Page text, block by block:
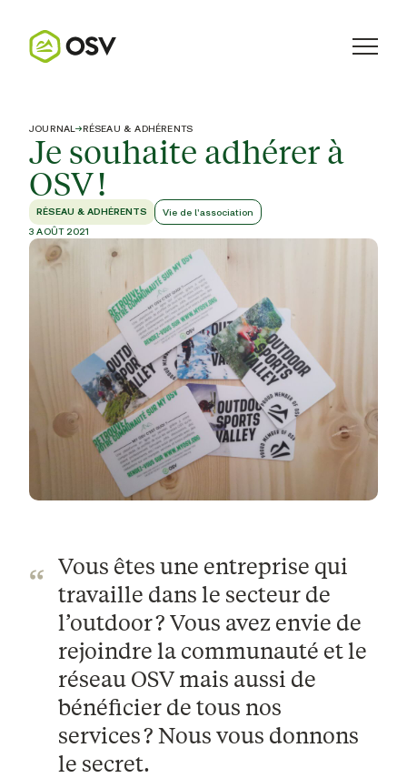
JOURNAL→RÉSEAU & ADHÉRENTS
Je souhaite adhérer à
OSV !
RÉSEAU & ADHÉRENTS
Vie de l'association
3 AOÛT 2021
Vous êtes une entreprise qui
travaille dans le secteur de
l’outdoor ? Vous avez envie de
rejoindre la communauté et le
réseau OSV mais aussi de
bénéficier de tous nos
services ? Nous vous donnons
le secret.